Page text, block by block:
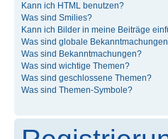
Kann ich HTML benutzen?
Was sind Smilies?
Kann ich Bilder in meine Beiträge
Was sind globale
Was sind Bekanntmachungen?
Was sind wichtige Themen?
Was sind geschlossene Themen?
Was sind Themen-Symbole?